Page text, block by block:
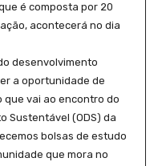
é composta por 20
acontecerá no dia
desenvolvimento
a oportunidade de
que vai ao encontro do
Sustentável (ODS) da
bolsas de estudo
que mora no